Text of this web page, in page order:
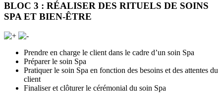
BLOC 3 : RÉALISER DES RITUELS DE SOINS
SPA ET BIEN-ÊTRE
Prendre en charge le client dans le cadre d’un soin Spa
Préparer le soin Spa
Pratiquer le soin Spa en fonction des besoins et des attentes du
client
Finaliser et clôturer le cérémonial du soin Spa